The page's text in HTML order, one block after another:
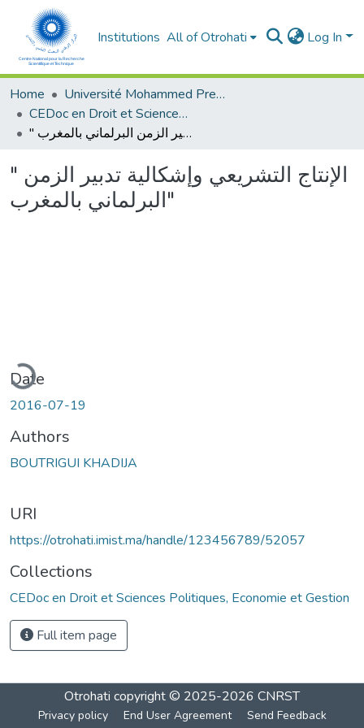
Institutions All of Otrohati Log In
Home
Université Mohammed Premier - Oujda
CEDoc en Droit et Sciences Politiques, Economie et Gestion
" الإنتاج التشريعي وإشكالية تدبير الزمن البرلماني بالمغرب"
" الإنتاج التشريعي وإشكالية تدبير الزمن
البرلماني بالمغرب"
Date
2016-07-19
Authors
BOUTRIGUI KHADIJA
URI
https://otrohati.imist.ma/handle/123456789/52057
Collections
CEDoc en Droit et Sciences Politiques, Economie et Gestion
Full item page
Otrohati copyright © 2025-2026 CNRST
Privacy policy End User Agreement Send Feedback